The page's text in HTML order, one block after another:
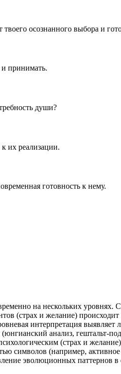
осознанного выбора и
и принимать.
души?
их реализации.
готовность к нему.
на нескольких
(страх и желание)
интерпретация
анализ, гештальт-
(страх и
символов (например,
эволюционных